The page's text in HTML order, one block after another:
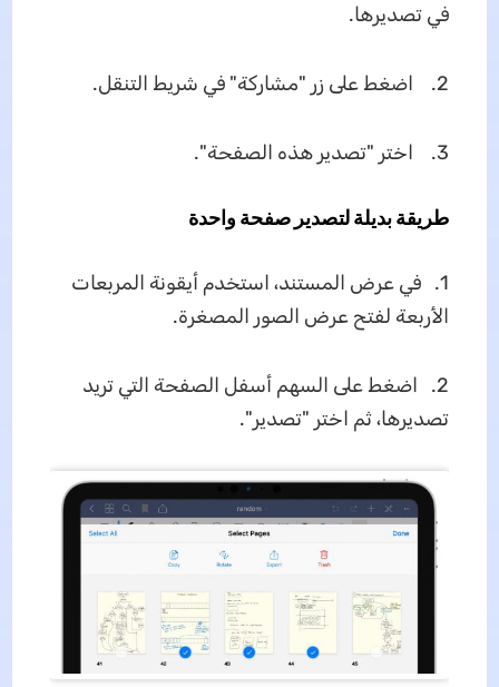
في تصديرها.
2. اضغط على زر "مشاركة" في شريط التنقل.
3. اختر "تصدير هذه الصفحة".
طريقة بديلة لتصدير صفحة واحدة
1. في عرض المستند، استخدم أيقونة المربعات
الأربعة لفتح عرض الصور المصغرة.
2. اضغط على السهم أسفل الصفحة التي تريد
تصديرها، ثم اختر "تصدير".